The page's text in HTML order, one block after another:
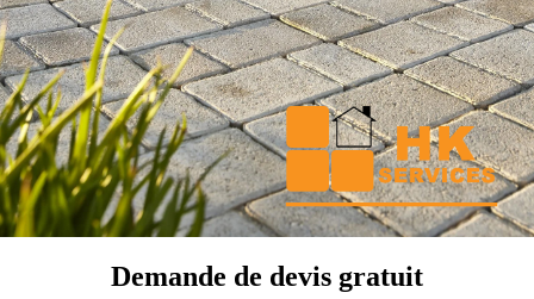
Demande de devis gratuit